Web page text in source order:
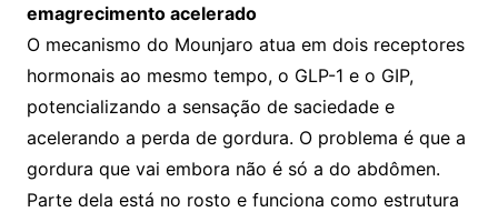
emagrecimento acelerado
O mecanismo do Mounjaro atua em dois receptores
hormonais ao mesmo tempo, o GLP-1 e o GIP,
potencializando a sensação de saciedade e
acelerando a perda de gordura. O problema é que a
gordura que vai embora não é só a do abdômen.
Parte dela está no rosto e funciona como estrutura